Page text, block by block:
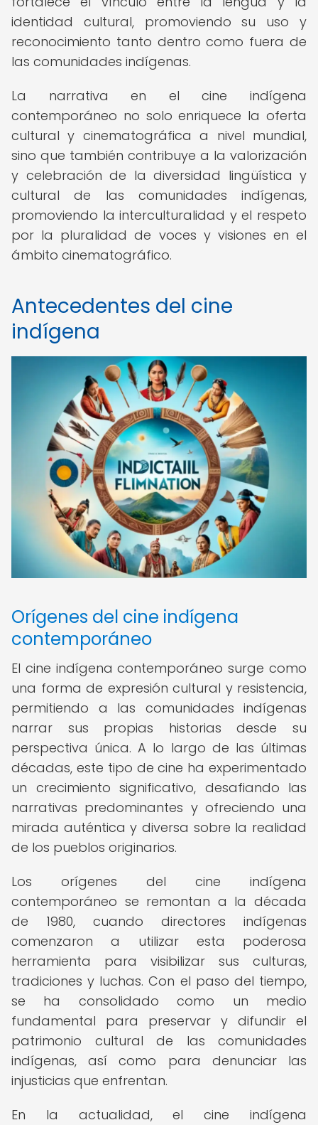
identidad cultural, promoviendo su uso y
reconocimiento tanto dentro como fuera de
las comunidades indígenas.
La narrativa en el cine indígena
contemporáneo no solo enriquece la oferta
cultural y cinematográfica a nivel mundial,
sino que también contribuye a la valorización
y celebración de la diversidad lingüística y
cultural de las comunidades indígenas,
promoviendo la interculturalidad y el respeto
por la pluralidad de voces y visiones en el
ámbito cinematográfico.
Antecedentes del cine
indígena
Orígenes del cine indígena
contemporáneo
El cine indígena contemporáneo surge como
una forma de expresión cultural y resistencia,
permitiendo a las comunidades indígenas
narrar sus propias historias desde su
perspectiva única. A lo largo de las últimas
décadas, este tipo de cine ha experimentado
un crecimiento significativo, desafiando las
narrativas predominantes y ofreciendo una
mirada auténtica y diversa sobre la realidad
de los pueblos originarios.
Los orígenes del cine indígena
contemporáneo se remontan a la década
de 1980, cuando directores indígenas
comenzaron a utilizar esta poderosa
herramienta para visibilizar sus culturas,
tradiciones y luchas. Con el paso del tiempo,
se ha consolidado como un medio
fundamental para preservar y difundir el
patrimonio cultural de las comunidades
indígenas, así como para denunciar las
injusticias que enfrentan.
En la actualidad, el cine indígena